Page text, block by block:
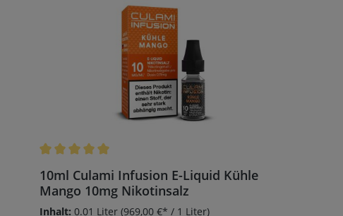
10ml Culami Infusion E-Liquid Kühle
Mango 10mg Nikotinsalz
Inhalt: 0.01 Liter (969,00 €* / 1 Liter)